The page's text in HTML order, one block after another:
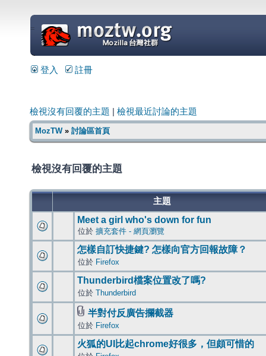
=
登入 註冊
檢視沒有回覆的主題 檢視最近討論的主題
MozTW» 討論區首頁
檢視沒有回覆的主題
主題
Meet a girl who's down for fun
位於 擴充套件 - 網頁瀏覽
怎樣自訂快捷鍵? 怎樣向官方回報故障？
位於 Firefox
Thunderbird檔案位置改了嗎?
位於 Thunderbird
半對付反廣告攔截器
位於 Firefox
火狐的UI比起chrome好很多，但頗可惜的